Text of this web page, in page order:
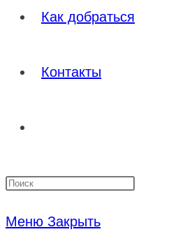
Как добраться
Контакты
поиск
Нажмите
Меню Закрыть